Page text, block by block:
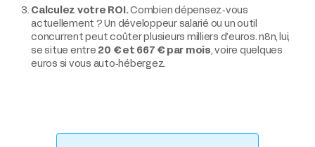
Calculez votre ROI.Combien dépensez‑vous
actuellement ? Un développeur salarié ou un outil
concurrent peut coûter plusieurs milliers d’euros. n8n, lui,
se situe entre 20 € et 667 € par mois, voire quelques
euros si vous auto‑hébergez.